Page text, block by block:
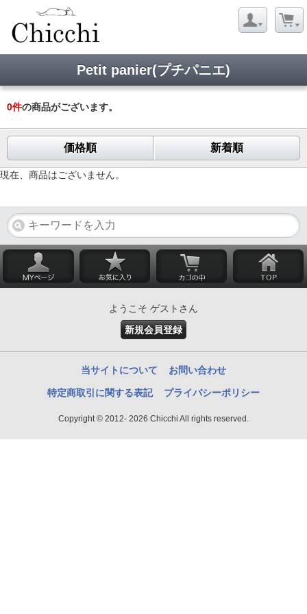
Petit panier(プチパニエ)
0件の商品がございます。
価格順 新着順
現在、商品はございません。
ようこそ ゲストさん
新規会員登録
当サイトについて お問い合わせ
特定商取引に関する表記 プライバシーポリシー
Copyright © 2012- 2026 Chicchi All rights reserved.